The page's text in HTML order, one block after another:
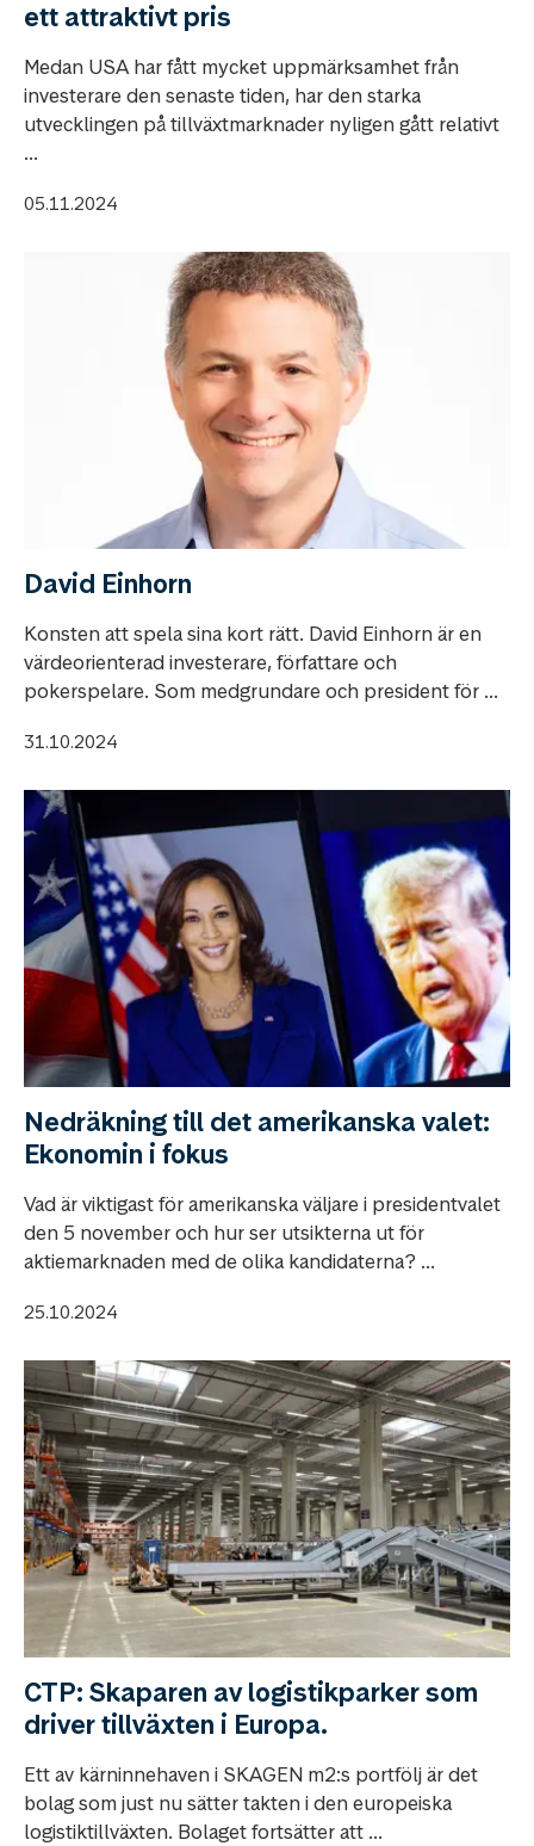
ett attraktivt pris
Medan USA har fått mycket uppmärksamhet från
investerare den senaste tiden, har den starka
utvecklingen på tillväxtmarknader nyligen gått relativt
...
05.11.2024
David Einhorn
Konsten att spela sina kort rätt. David Einhorn är en
värdeorienterad investerare, författare och
pokerspelare. Som medgrundare och president för ...
31.10.2024
Nedräkning till det amerikanska valet:
Ekonomin i fokus
Vad är viktigast för amerikanska väljare i presidentvalet
den 5 november och hur ser utsikterna ut för
aktiemarknaden med de olika kandidaterna? ...
25.10.2024
CTP: Skaparen av logistikparker som
driver tillväxten i Europa.
Ett av kärninnehaven i SKAGEN m2:s portfölj är det
bolag som just nu sätter takten i den europeiska
logistiktillväxten. Bolaget fortsätter att ...